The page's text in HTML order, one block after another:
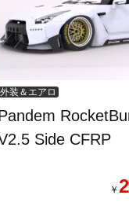
外装＆エアロ
Side CFRP
￥